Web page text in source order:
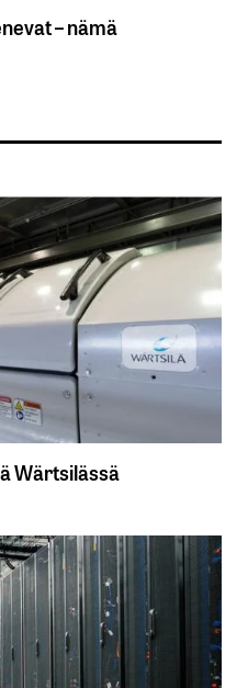
– nämä
Wärtsilässä